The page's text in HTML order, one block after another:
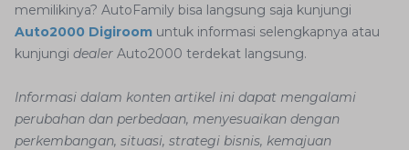
memilikinya? AutoFamily bisa langsung saja kunjungi
Auto2000 Digiroom untuk informasi selengkapnya atau
kunjungi dealer Auto2000 terdekat langsung.
Informasi dalam konten artikel ini dapat mengalami
perubahan dan perbedaan, menyesuaikan dengan
perkembangan, situasi, strategi bisnis, kemajuan